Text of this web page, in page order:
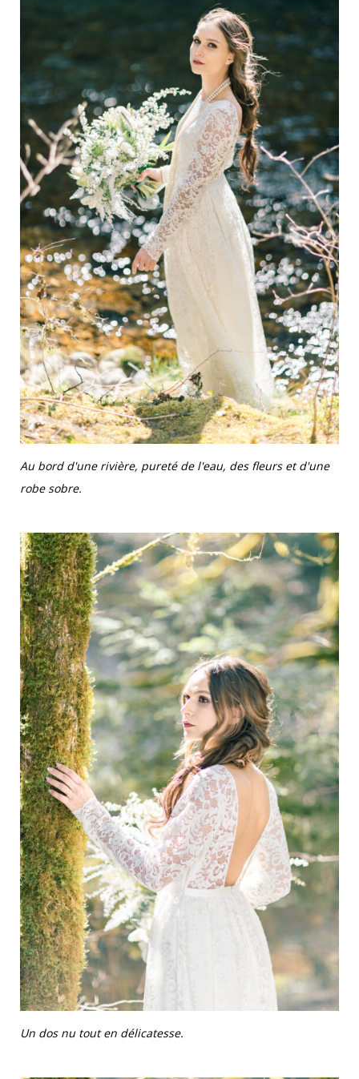
Au bord d'une rivière, pureté de l'eau, des fleurs et d'une
robe sobre.
Un dos nu tout en délicatesse.